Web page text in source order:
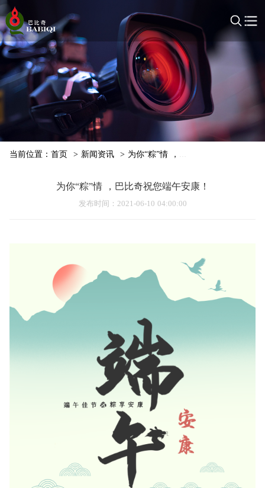
当前位置： 首页 > 新闻资讯 > 为你“粽”情 ，巴比奇祝您端午安康！
为你“粽”情 ，巴比奇祝您端午安康！
发布时间 ：2021-06-10 04:00:00